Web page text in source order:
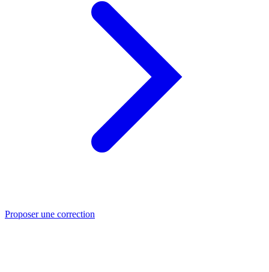
Proposer une correction